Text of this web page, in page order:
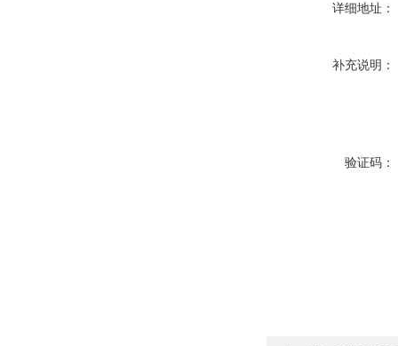
详细地址：
补充说明：
验证码：